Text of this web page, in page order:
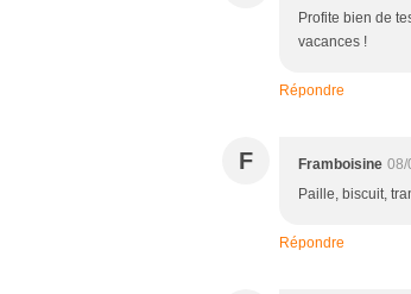
Profite bien de
vacances !
Répondre
F Framboisine 08/
Paille, biscuit,
Répondre